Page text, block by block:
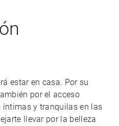
estar en casa. Por su
por el acceso
íntimas y tranquilas en las
llevar por la belleza